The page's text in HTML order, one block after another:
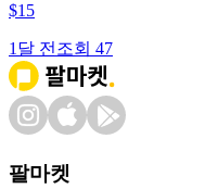
$15
1달 전 조회 47
팔마켓